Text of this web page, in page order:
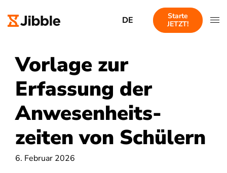
DE
Starte
JETZT!
Vorlage zur
Erfassung der
Anwesenheits-
zeiten von Schülern
6. Februar 2026